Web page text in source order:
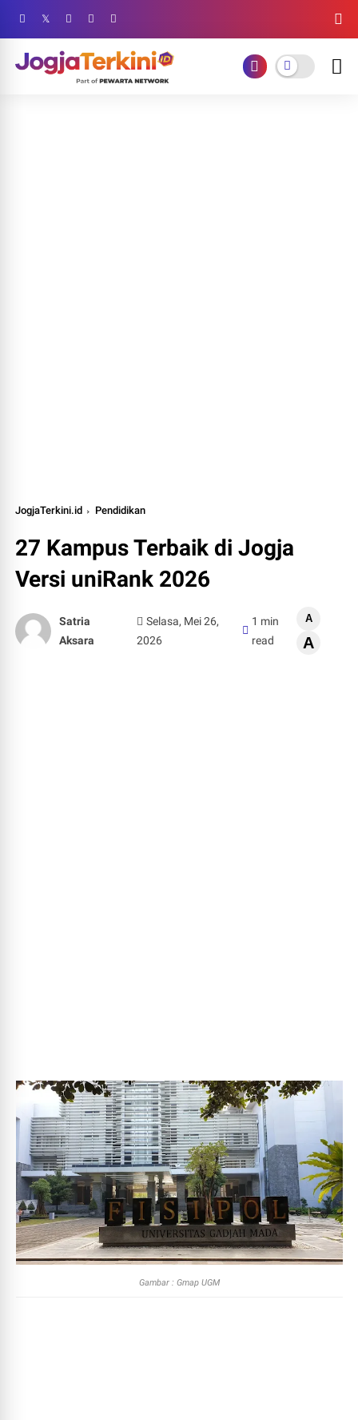
JogjaTerkini.id Pendidikan
27 Kampus Terbaik di Jogja
Versi uniRank 2026
Satria
Aksara
Selasa, Mei 26,
2026
1 min
read
A
A
Gambar : Gmap UGM